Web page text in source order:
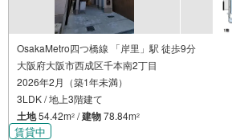
OsakaMetro四つ橋線 「岸里」駅 徒歩9分
大阪府大阪市西成区千本南2丁目
2026年2月（築1年未満）
3LDK / 地上3階建て
土地54.42m2 /建物78.84m2
賃貸中